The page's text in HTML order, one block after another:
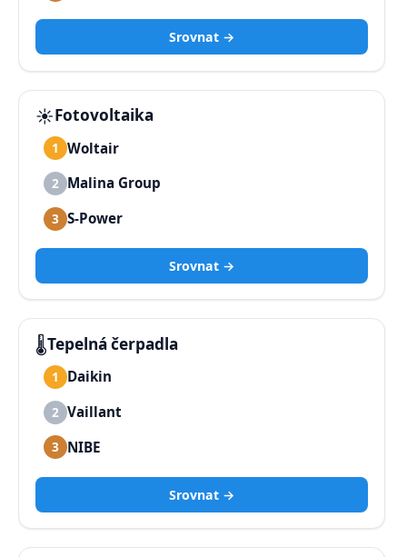
Srovnat →
☀️Fotovoltaika
1 Woltair
2 Malina Group
3 S-Power
Srovnat →
🌡️Tepelná čerpadla
1 Daikin
2 Vaillant
3 NIBE
Srovnat →